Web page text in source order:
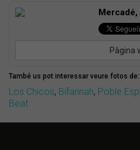
Mercadé,
Pàgina
També us pot interessar veure fotos de:
Los Chicos, Bifannah, Poble
Beat